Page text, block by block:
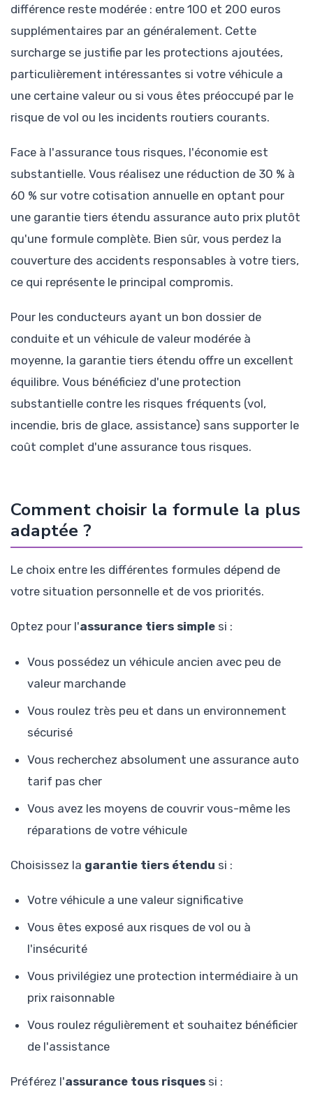
différence reste modérée : entre 100 et 200 euros
supplémentaires par an généralement. Cette
surcharge se justifie par les protections ajoutées,
particulièrement intéressantes si votre véhicule a
une certaine valeur ou si vous êtes préoccupé par le
risque de vol ou les incidents routiers courants.
Face à l'assurance tous risques, l'économie est
substantielle. Vous réalisez une réduction de 30 % à
60 % sur votre cotisation annuelle en optant pour
une garantie tiers étendu assurance auto prix plutôt
qu'une formule complète. Bien sûr, vous perdez la
couverture des accidents responsables à votre tiers,
ce qui représente le principal compromis.
Pour les conducteurs ayant un bon dossier de
conduite et un véhicule de valeur modérée à
moyenne, la garantie tiers étendu offre un excellent
équilibre. Vous bénéficiez d'une protection
substantielle contre les risques fréquents (vol,
incendie, bris de glace, assistance) sans supporter le
coût complet d'une assurance tous risques.
Comment choisir la formule la plus
adaptée ?
Le choix entre les différentes formules dépend de
votre situation personnelle et de vos priorités.
Optez pour l'assurance tiers simple si :
Vous possédez un véhicule ancien avec peu de
valeur marchande
Vous roulez très peu et dans un environnement
sécurisé
Vous recherchez absolument une assurance auto
tarif pas cher
Vous avez les moyens de couvrir vous-même les
réparations de votre véhicule
Choisissez la garantie tiers étendu si :
Votre véhicule a une valeur significative
Vous êtes exposé aux risques de vol ou à
l'insécurité
Vous privilégiez une protection intermédiaire à un
prix raisonnable
Vous roulez régulièrement et souhaitez bénéficier
de l'assistance
Préférez l'assurance tous risques si :